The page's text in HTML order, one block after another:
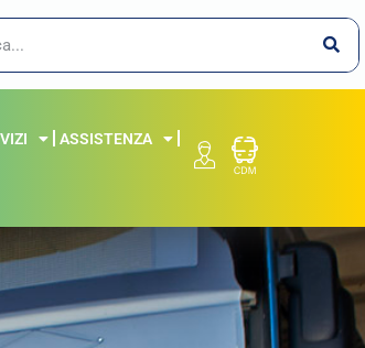
ASSISTENZA